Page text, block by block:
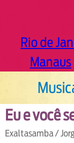
Rio de
Manaus
Eu e você
Exaltasamba /